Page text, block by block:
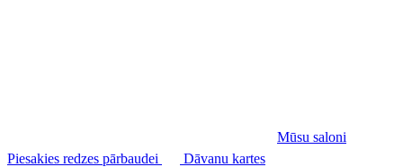
Mūsu saloni
Piesakies redzes pārbaudei
Dāvanu kartes